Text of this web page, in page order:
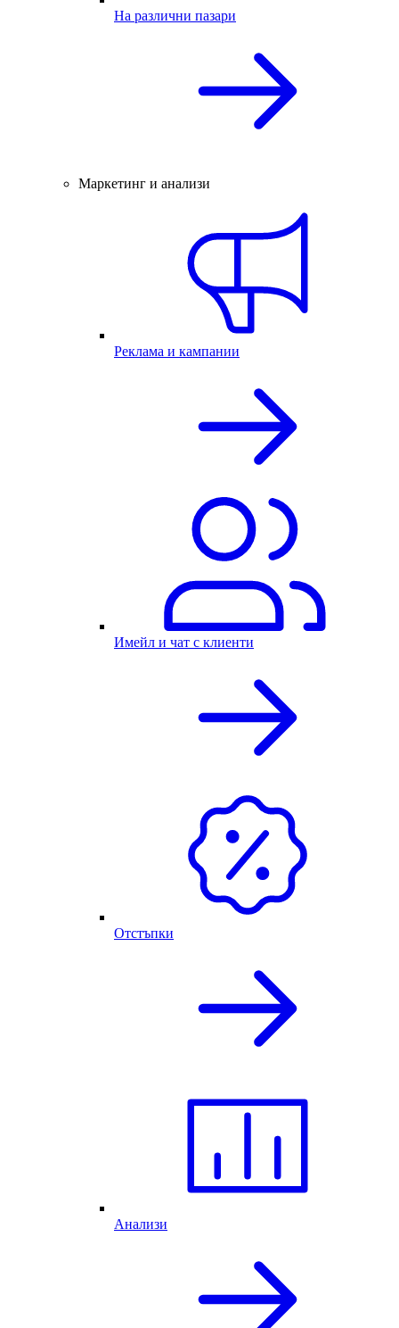
На различни пазари
Маркетинг и анализи
Реклама и кампании
Имейл и чат с клиенти
Отстъпки
Анализи